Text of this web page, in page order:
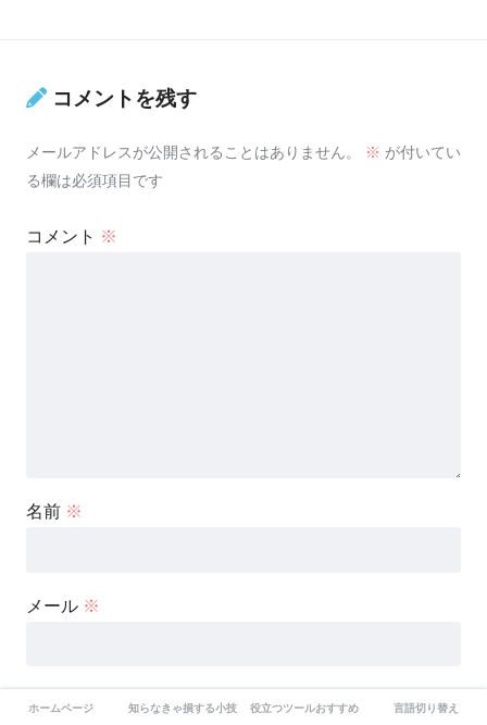
コメントを残す
メールアドレスが公開されることはありません。 ※ が付いてい
る欄は必須項目です
コメント ※
名前 ※
メール ※
サイト
ホームページ 知らなきゃ損する小技 役立つツールおすすめ 言語切り替え